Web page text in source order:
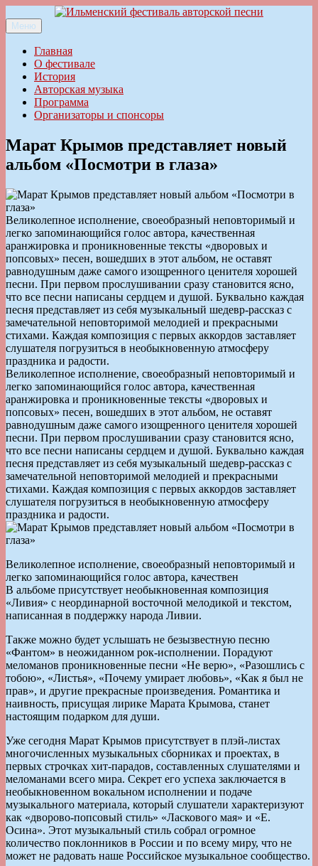
к
содержимому
Ильменский фестиваль авторской песни
Меню
Главная
О фестивале
История
Авторская музыка
Программа
Организаторы и спонсоры
Марат Крымов представляет новый
альбом «Посмотри в глаза»
Великолепное исполнение, своеобразный неповторимый и
легко запоминающийся голос автора, качественная
аранжировка и проникновенные тексты «дворовых и
попсовых» песен, вошедших в этот альбом, не оставят
равнодушным даже самого изощренного ценителя хорошей
песни. При первом прослушивании сразу становится ясно,
что все песни написаны сердцем и душой. Буквально каждая
песня представляет из себя музыкальный шедевр-рассказ с
замечательной неповторимой мелодией и прекрасными
стихами. Каждая композиция с первых аккордов заставляет
слушателя погрузиться в необыкновенную атмосферу
праздника и радости.
Великолепное исполнение, своеобразный неповторимый и
легко запоминающийся голос автора, качественная
аранжировка и проникновенные тексты «дворовых и
попсовых» песен, вошедших в этот альбом, не оставят
равнодушным даже самого изощренного ценителя хорошей
песни. При первом прослушивании сразу становится ясно,
что все песни написаны сердцем и душой. Буквально каждая
песня представляет из себя музыкальный шедевр-рассказ с
замечательной неповторимой мелодией и прекрасными
стихами. Каждая композиция с первых аккордов заставляет
слушателя погрузиться в необыкновенную атмосферу
праздника и радости.
Великолепное исполнение, своеобразный неповторимый и
легко запоминающийся голос автора, качествен
В альбоме присутствует необыкновенная композиция
«Ливия» с неординарной восточной мелодикой и текстом,
написанная в поддержку народа Ливии.
Также можно будет услышать не безызвестную песню
«Фантом» в неожиданном рок-исполнении. Порадуют
меломанов проникновенные песни «Не верю», «Разошлись с
тобою», «Листья», «Почему умирает любовь», «Как я был не
прав», и другие прекрасные произведения. Романтика и
наивность, присущая лирике Марата Крымова, станет
настоящим подарком для души.
Уже сегодня Марат Крымов присутствует в плэй-листах
многочисленных музыкальных сборниках и проектах, в
первых строчках хит-парадов, составленных слушателями и
меломанами всего мира. Секрет его успеха заключается в
необыкновенном вокальном исполнении и подаче
музыкального материала, который слушатели характеризуют
как «дворово-попсовый стиль» «Ласкового мая» и «Е.
Осина». Этот музыкальный стиль собрал огромное
количество поклонников в России и по всему миру, что не
может не радовать наше Российское музыкальное сообщество.